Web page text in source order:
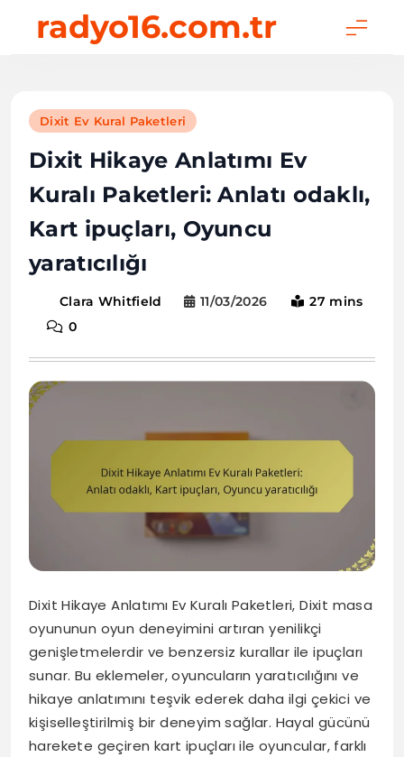
radyo16.com.tr
Dixit Ev Kural Paketleri
Dixit Hikaye Anlatımı Ev
Kuralı Paketleri: Anlatı odaklı,
Kart ipuçları, Oyuncu
yaratıcılığı
Clara Whitfield 11/03/2026
27 mins
0
Dixit Hikaye Anlatımı Ev Kuralı Paketleri, Dixit masa
oyununun oyun deneyimini artıran yenilikçi
genişletmelerdir ve benzersiz kurallar ile ipuçları
sunar. Bu eklemeler, oyuncuların yaratıcılığını ve
hikaye anlatımını teşvik ederek daha ilgi çekici ve
kişiselleştirilmiş bir deneyim sağlar. Hayal gücünü
harekete geçiren kart ipuçları ile oyuncular, farklı